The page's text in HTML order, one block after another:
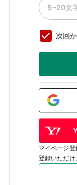
次回
マイページ
登録いただけ